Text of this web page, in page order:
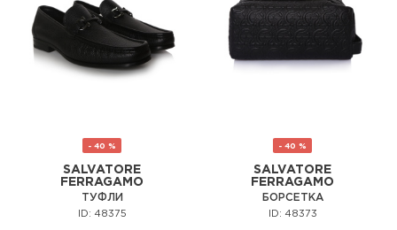
- 40 %
SALVATORE
FERRAGAMO
ТУФЛИ
ID: 48375
- 40 %
SALVATORE
FERRAGAMO
БОРСЕТКА
ID: 48373